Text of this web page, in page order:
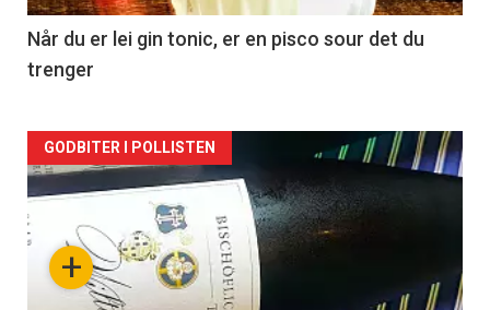
2
Når du er lei gin tonic, er en pisco sour det du
trenger
Forsiden
akkurat
nå+
GODBITER I POLLISTEN